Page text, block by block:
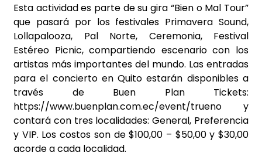
Esta actividad es parte de su gira “Bien o Mal Tour”
que pasará por los festivales Primavera Sound,
Lollapalooza, Pal Norte, Ceremonia, Festival
Estéreo Picnic, compartiendo escenario con los
artistas más importantes del mundo. Las entradas
para el concierto en Quito estarán disponibles a
través de Buen Plan Tickets:
https://www.buenplan.com.ec/event/trueno y
contará con tres localidades: General, Preferencia
y VIP. Los costos son de $100,00 – $50,00 y $30,00
acorde a cada localidad.